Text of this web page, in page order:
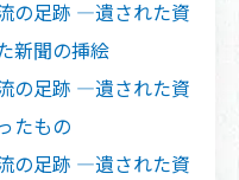
の足跡 ―遺された資
新聞の挿絵
の足跡 ―遺された資
たもの
の足跡 ―遺された資